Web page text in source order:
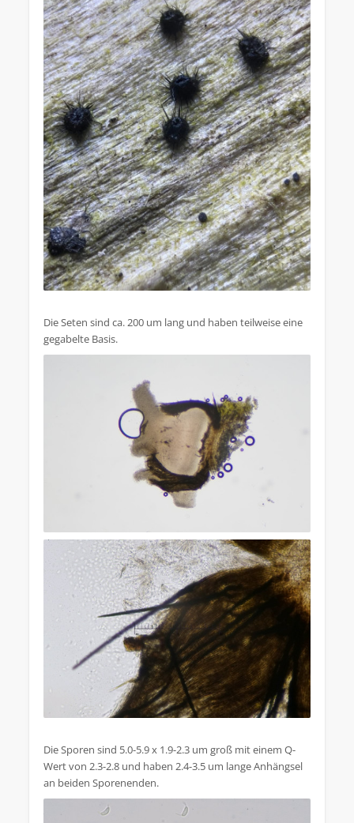
Die Seten sind ca. 200 um lang und haben teilweise eine
gegabelte Basis.
Die Sporen sind 5.0-5.9 x 1.9-2.3 um groß mit einem Q-
Wert von 2.3-2.8 und haben 2.4-3.5 um lange Anhängsel
an beiden Sporenenden.